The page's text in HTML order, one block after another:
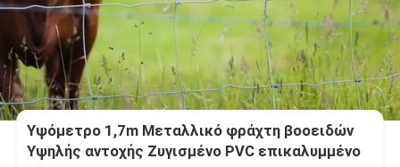
Υψόμετρο 1,7m Μεταλλικό φράχτη βοοειδών
Υψηλής αντοχής Ζυγισμένο PVC επικαλυμμένο